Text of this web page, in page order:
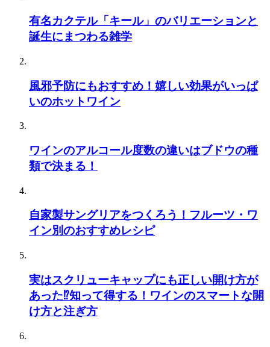
有名カクテル「キール」のバリエーションと
誕生にまつわる雑学
風邪予防にもおすすめ！嬉しい効果がいっぱ
いのホットワイン
ワインのアルコール度数の違いはブドウの種
類で決まる！
自家製サングリアをつくろう！フルーツ・ワ
イン別のおすすめレシピ
実はスクリューキャップにも正しい開け方が
あった⁉知って得する！ワインのスマートな開
け方と注ぎ方